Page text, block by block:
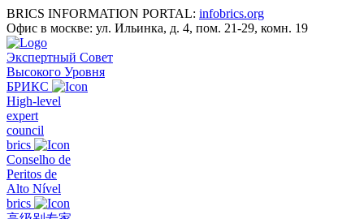
BRICS INFORMATION PORTAL: infobrics.org
Офис в москве: ул. Ильинка, д. 4, пом. 21-29, комн. 19
Экспертный Совет
Высокого Уровня
БРИКС
High-level
expert
council
brics
Conselho de
Peritos de
Alto Nível
brics